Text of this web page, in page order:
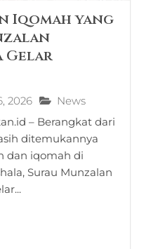
Iqomah yang
Gelar
2026
News
– Berangkat dari
ditemukannya
dan iqomah di
Surau Munzalan